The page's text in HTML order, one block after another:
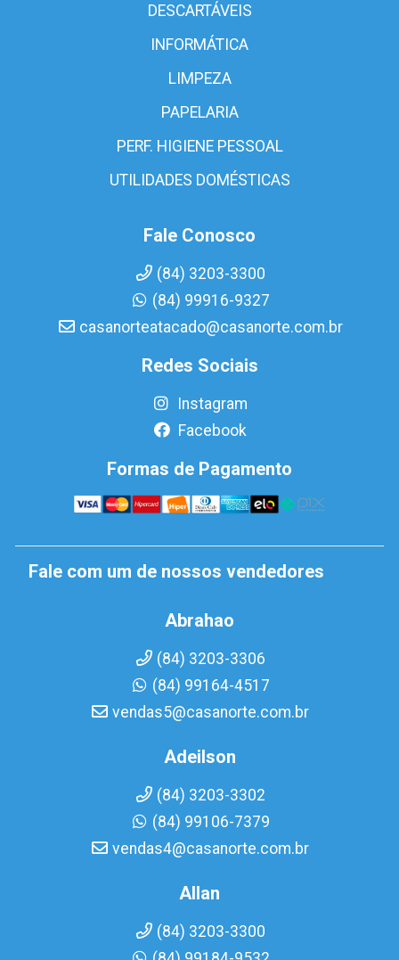
DESCARTÁVEIS
INFORMÁTICA
LIMPEZA
PAPELARIA
PERF. HIGIENE PESSOAL
UTILIDADES DOMÉSTICAS
Fale Conosco
(84) 3203-3300
(84) 99916-9327
casanorteatacado@casanorte.com.br
Redes Sociais
Instagram
Facebook
Formas de Pagamento
Fale com um de nossos vendedores
Abrahao
(84) 3203-3306
(84) 99164-4517
vendas5@casanorte.com.br
Adeilson
(84) 3203-3302
(84) 99106-7379
vendas4@casanorte.com.br
Allan
(84) 3203-3300